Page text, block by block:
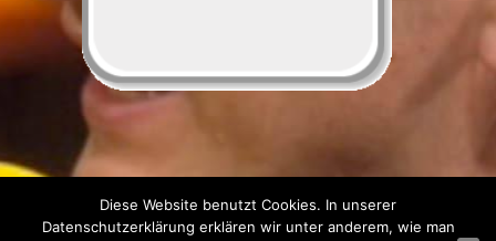
Diese Website benutzt Cookies. In unserer
Datenschutzerklärung erklären wir unter anderem, wie man